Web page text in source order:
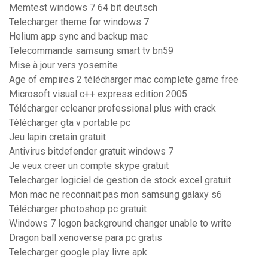
Memtest windows 7 64 bit deutsch
Telecharger theme for windows 7
Helium app sync and backup mac
Telecommande samsung smart tv bn59
Mise à jour vers yosemite
Age of empires 2 télécharger mac complete game free
Microsoft visual c++ express edition 2005
Télécharger ccleaner professional plus with crack
Télécharger gta v portable pc
Jeu lapin cretain gratuit
Antivirus bitdefender gratuit windows 7
Je veux creer un compte skype gratuit
Telecharger logiciel de gestion de stock excel gratuit
Mon mac ne reconnait pas mon samsung galaxy s6
Télécharger photoshop pc gratuit
Windows 7 logon background changer unable to write
Dragon ball xenoverse para pc gratis
Telecharger google play livre apk